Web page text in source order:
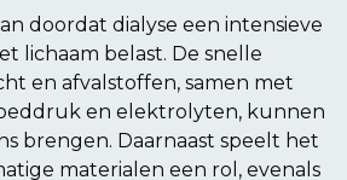
doordat dialyse een intensieve
lichaam belast. De snelle
en afvalstoffen, samen met
en elektrolyten, kunnen
brengen. Daarnaast speelt het
materialen een rol, evenals